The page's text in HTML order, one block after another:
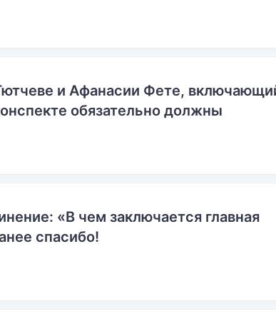
и Афанасии Фете,
обязательно должны
«В чем заключается главная
спасибо!